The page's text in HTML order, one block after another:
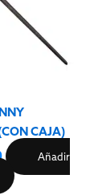
CAJA)
Añadir